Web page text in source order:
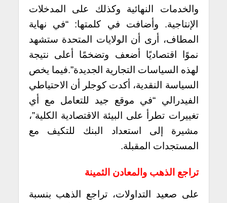
والخدمات النهائية وكذلك على المدخلات
الإنتاجية. وأضافت في كلمتها: “في نهاية
المطاف، أرى أن الولايات المتحدة ستشهد
نموًا اقتصاديًا أضعف وتضخمًا أعلى نتيجة
لهذه السياسات التجارية الجديدة”.فيما يخص
السياسة النقدية، أكدت كوجلر أن الاحتياطي
الفيدرالي “في موقع جيد للتعامل مع أي
تغييرات تطرأ على البيئة الاقتصادية الكلية”،
مشيرة إلى استعداد البنك للتكيف مع
المستجدات المقبلة.
تراجع الذهب والمعادن الثمينة
على صعيد التداولات، تراجع الذهب بنسبة